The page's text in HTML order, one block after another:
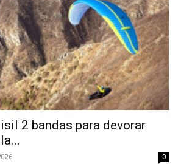
2 bandas para devorar
0